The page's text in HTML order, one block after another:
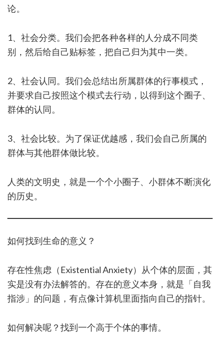
论。
1、社会分类。我们会把各种各样的人分成不同类
别，然后给自己贴标签，把自己归为其中一类。
2、社会认同。我们会总结出所属群体的行事模式，
并要求自己按照这个模式去行动，以得到这个圈子、
群体的认同。
3、社会比较。为了保证优越感，我们会自己所属的
群体与其他群体做比较。
人类的文明史，就是一个个小圈子、小群体不断演化
的历史。
如何找到生命的意义？
存在性焦虑（Existential Anxiety）从个体的层面，其
实是没有办法解答的。存在的意义本身，就是「自我
指涉」的问题，有点像计算机里面指向自己的指针。
如何解决呢？找到一个高于个体的事情。